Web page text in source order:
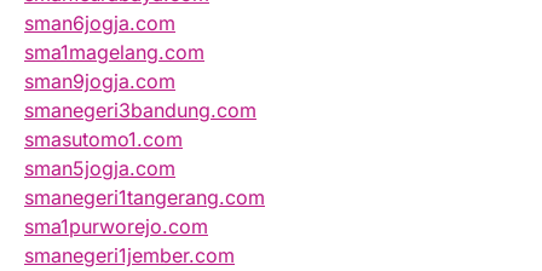
sman6jogja.com
sma1magelang.com
sman9jogja.com
smanegeri3bandung.com
smasutomo1.com
sman5jogja.com
smanegeri1tangerang.com
sma1purworejo.com
smanegeri1jember.com